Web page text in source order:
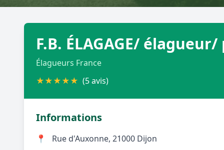
F.B. ÉLAGAGE/
Élagueurs France
★★★★★ (5 avis)
Informations
📍
Rue d'Auxonne, 21000 Dijon